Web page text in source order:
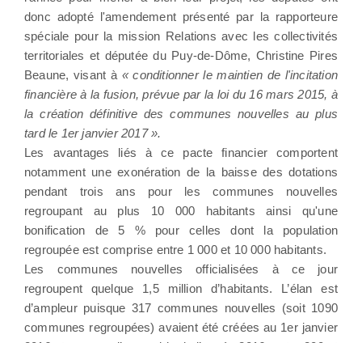
donc adopté l'amendement présenté par la rapporteure
spéciale pour la mission Relations avec les collectivités
territoriales et députée du Puy-de-Dôme, Christine Pires
Beaune, visant à « conditionner le maintien de l'incitation
financière à la fusion, prévue par la loi du 16 mars 2015, à
la création définitive des communes nouvelles au plus
tard le 1er janvier 2017 ».
Les avantages liés à ce pacte financier comportent
notamment une exonération de la baisse des dotations
pendant trois ans pour les communes nouvelles
regroupant au plus 10 000 habitants ainsi qu'une
bonification de 5 % pour celles dont la population
regroupée est comprise entre 1 000 et 10 000 habitants.
Les communes nouvelles officialisées à ce jour
regroupent quelque 1,5 million d’habitants. L’élan est
d’ampleur puisque 317 communes nouvelles (soit 1090
communes regroupées) avaient été créées au 1er janvier